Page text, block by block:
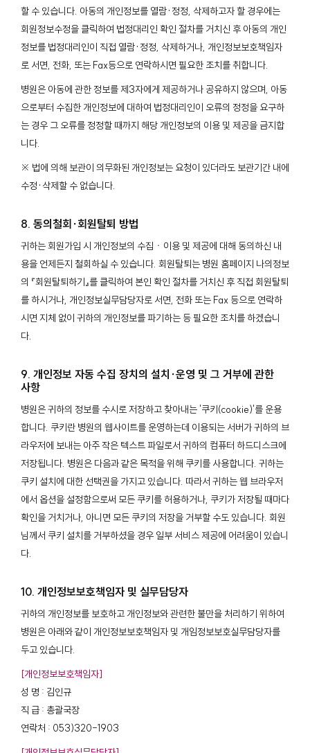
할 수 있습니다. 아동의 개인정보를 열람·정정, 삭제하고자 할 경우에는
회원정보수정을 클릭하여 법정대리인 확인 절차를 거치신 후 아동의 개인
정보를 법정대리인이 직접 열람·정정, 삭제하거나, 개인정보보호책임자
로 서면, 전화, 또는 Fax등으로 연락하시면 필요한 조치를 취합니다.
병원은 아동에 관한 정보를 제3자에게 제공하거나 공유하지 않으며, 아동
으로부터 수집한 개인정보에 대하여 법정대리인이 오류의 정정을 요구하
는 경우 그 오류를 정정할 때까지 해당 개인정보의 이용 및 제공을 금지합
니다.
※ 법에 의해 보관이 의무화된 개인정보는 요청이 있더라도 보관기간 내에
수정·삭제할 수 없습니다.
8. 동의철회∙회원탈퇴 방법
귀하는 회원가입 시 개인정보의 수집ㆍ이용 및 제공에 대해 동의하신 내
용을 언제든지 철회하실 수 있습니다. 회원탈퇴는 병원 홈페이지 나의정보
의 『회원탈퇴하기』를 클릭하여 본인 확인 절차를 거치신 후 직접 회원탈퇴
를 하시거나, 개인정보실무담당자로 서면, 전화 또는 Fax 등으로 연락하
시면 지체 없이 귀하의 개인정보를 파기하는 등 필요한 조치를 하겠습니
다.
9. 개인정보 자동 수집 장치의 설치∙운영 및 그 거부에 관한
사항
병원은 귀하의 정보를 수시로 저장하고 찾아내는 '쿠키(cookie)'를 운용
합니다. 쿠키란 병원의 웹사이트를 운영하는데 이용되는 서버가 귀하의 브
라우저에 보내는 아주 작은 텍스트 파일로서 귀하의 컴퓨터 하드디스크에
저장됩니다. 병원은 다음과 같은 목적을 위해 쿠키를 사용합니다. 귀하는
쿠키 설치에 대한 선택권을 가지고 있습니다. 따라서 귀하는 웹 브라우저
에서 옵션을 설정함으로써 모든 쿠키를 허용하거나, 쿠키가 저장될 때마다
확인을 거치거나, 아니면 모든 쿠키의 저장을 거부할 수도 있습니다. 회원
님께서 쿠키 설치를 거부하셨을 경우 일부 서비스 제공에 어려움이 있습니
다.
10. 개인정보보호책임자 및 실무담당자
귀하의 개인정보를 보호하고 개인정보와 관련한 불만을 처리하기 위하여
병원은 아래와 같이 개인정보보호책임자 및 개임정보보호실무담당자를
두고 있습니다.
[개인정보보호책임자]
성 명 : 김인규
직 급 : 총괄국장
연락처 : 053)320-1903